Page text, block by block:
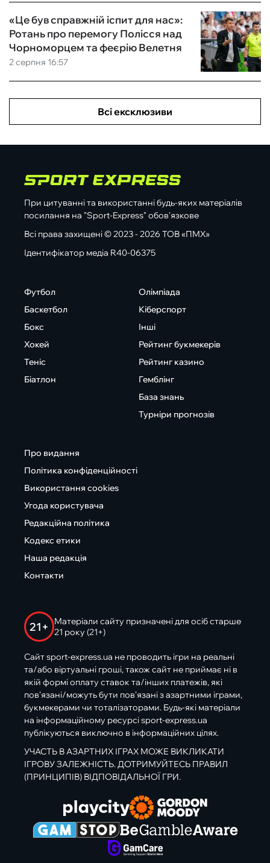
2 серпня 16:57
«Це був справжній іспит для нас»:
Ротань про перемогу Полісся над
Чорноморцем та феєрію Велетня
Всі ексклюзиви
При цитуванні та використанні будь-яких матеріалів
посилання на "Sport-Express" обов'язкове
Всі права захищені © 2023 - 2026 ТОВ «ПМХ»
Ідентифікатор медіа R40-06375
Футбол
Баскетбол
Бокс
Хокей
Теніс
Біатлон
Олімпіада
Кіберспорт
Інші
Рейтинг букмекерів
Рейтинг казино
Гемблінг
База знань
Турніри прогнозів
Про видання
Політика конфіденційності
Використання cookies
Угода користувача
Редакційна політика
Кодекс етики
Наша редакція
Контакти
21+
Матеріали сайту призначені для осіб старше
21 року (21+)
Сайт sport-express.ua не проводить ігри на реальні
та/або віртуальні гроші, також сайт не приймає ні в
якій формі оплату ставок та/інших платежів, які
пов’язані/можуть бути пов’язані з азартними іграми,
букмекерами чи тоталізаторами. Будь-які матеріали
на інформаційному ресурсі sport-express.ua
публікуються виключно в інформаційних цілях.
УЧАСТЬ В АЗАРТНИХ ІГРАХ МОЖЕ ВИКЛИКАТИ
ІГРОВУ ЗАЛЕЖНІСТЬ. ДОТРИМУЙТЕСЬ ПРАВИЛ
(ПРИНЦИПІВ) ВІДПОВІДАЛЬНОЇ ГРИ.